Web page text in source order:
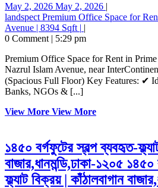
May 2, 2026 May 2, 2026 |
landspect Premium Office Space for
Avenue | 8394 Sqft | |
0 Comment | 5:29 pm
Premium Office Space for Rent in Prime Location! Location: Kazi
Nazrul Islam Avenue, near
(Spacious Full Floor) Key Features: ✔
Banks, NGOs & [...]
View More View More
১৪৫০ বর্গফুটের স্বল্প ব্যবহৃত-ফ্ল্যা
বাজার,ধানমন্ডি,ঢাকা-১২০৫ ১৪৫০
ফ্ল্যা ট বিক্রয় | কাঁঠালবাগান